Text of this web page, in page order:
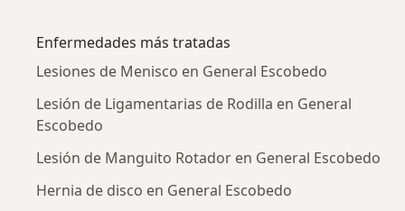
Enfermedades más tratadas
Lesiones de Menisco en General Escobedo
Lesión de Ligamentarias de Rodilla en General
Escobedo
Lesión de Manguito Rotador en General Escobedo
Hernia de disco en General Escobedo